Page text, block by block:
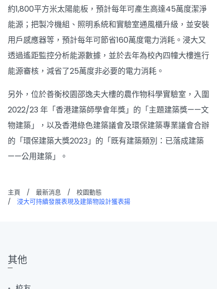
約1,800平方米太陽能板，預計每年可產生高達45萬度潔淨
能源；把製冷機組、照明系統和實驗室通風櫃升級，並安裝
用戶感應器等，預計每年可節省160萬度電力消耗。浸大又
透過遙距監控分析能源數據，並於去年為校內四幢大樓進行
能源審核，減省了25萬度非必要的電力消耗。
另外，位於善衡校園邵逸夫大樓的農作物科學實驗室，入圍
2022/23 年「香港建築師學會年獎」的「主題建築獎——文
物建築」，以及香港綠色建築議會及環保建築專業議會合辦
的「環保建築大獎2023」的「既有建築類別：已落成建築
——公用建築」。
主頁 / 最新消息 /
校園動態
/
浸大可持續發展表現及建築物設計獲表揚
其他